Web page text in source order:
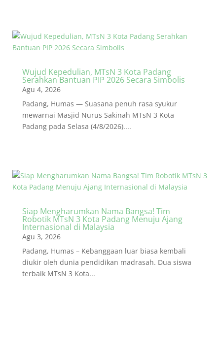
Wujud Kepedulian, MTsN 3 Kota Padang
Serahkan Bantuan PIP 2026 Secara Simbolis
Agu 4, 2026
Padang, Humas — Suasana penuh rasa syukur
mewarnai Masjid Nurus Sakinah MTsN 3 Kota
Padang pada Selasa (4/8/2026)....
Siap Mengharumkan Nama Bangsa! Tim
Robotik MTsN 3 Kota Padang Menuju Ajang
Internasional di Malaysia
Agu 3, 2026
Padang, Humas – Kebanggaan luar biasa kembali
diukir oleh dunia pendidikan madrasah. Dua siswa
terbaik MTsN 3 Kota...